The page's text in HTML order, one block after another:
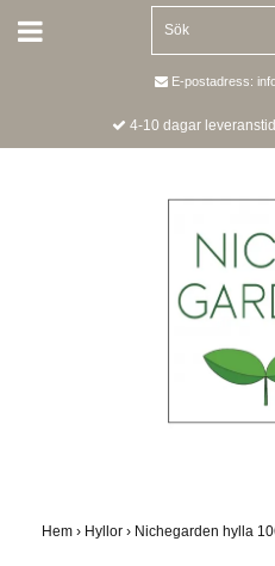
E-postadress:
4-10 dagar leveranstid
Hem › Hyllor › Nichegarden hylla